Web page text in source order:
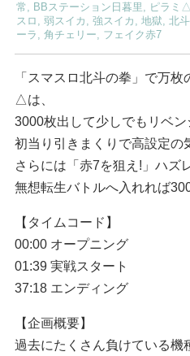
常 , BBステーション日暮里 , ピラミ△
スロ , 弱スイカ , 強スイカ , 地獄, 北
ーラ , 角チェリー, フェイク赤7
「スマスロ北斗の拳」で万
△は、
3000枚出して少しでもリベ
初当り引きまくりで高設定の
さらには「赤7を狙え!」ハズ
無想転生バトルへ入れれば
【タイムコード】
00:00 オープニング
01:39 実戦スタート
37:18 エンディング
【企画概要】
過去にたくさん負けている機